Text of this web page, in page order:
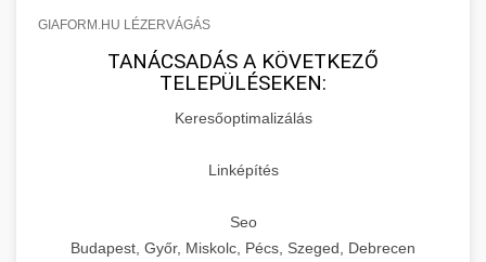
GIAFORM.HU LÉZERVÁGÁS
TANÁCSADÁS A KÖVETKEZŐ
TELEPÜLÉSEKEN:
Keresőoptimalizálás
Linképítés
Seo
Budapest, Győr, Miskolc, Pécs, Szeged, Debrecen